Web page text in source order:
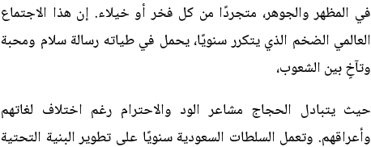
في المظهر والجوهر، متجردًا من كل فخر أو خيلاء. إن هذا الاجتماع
العالمي الضخم الذي يتكرر سنويًا، يحمل في طياته رسالة سلام ومحبة
وتآخٍ بين الشعوب،
حيث يتبادل الحجاج مشاعر الود والاحترام رغم اختلاف لغاتهم
وأعراقهم. وتعمل السلطات السعودية سنويًا على تطوير البنية التحتية